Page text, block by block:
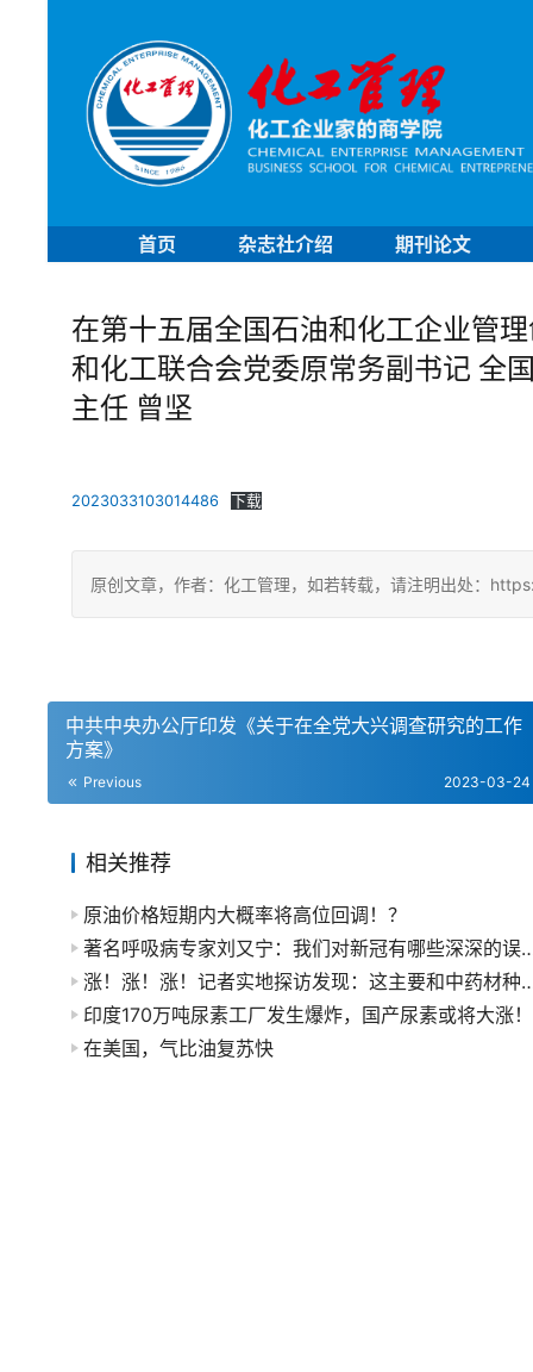
首页 杂志社介绍 期刊论文
在第十五届全国石油和化工企业管
和化工联合会党委原常务副书记 全
主任 曾坚
2023033103014486 下载
原创文章，作者：化工管理，如若转载，请注明出处：
中共中央办公厅印发《关于在全党大兴调查研究的工作
方案》
Previous 2023-03-24
相关推荐
原油价格短期内大概率将高位回调！？
著名呼吸病专家刘又宁：我
涨！涨！涨！记者实地探访发
印度170万吨尿素工厂发生爆炸，国产尿素或将大涨！
在美国，气比油复苏快